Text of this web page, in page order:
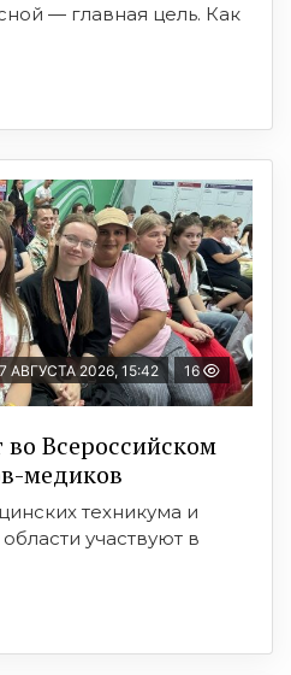
— главная цель. Как
7 АВГУСТА 2026, 15:42 16
Всероссийском
медиков
техникума и
участвуют в